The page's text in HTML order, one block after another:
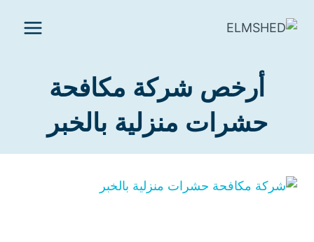
أرخص شركة مكافحة
حشرات منزلية بالخبر